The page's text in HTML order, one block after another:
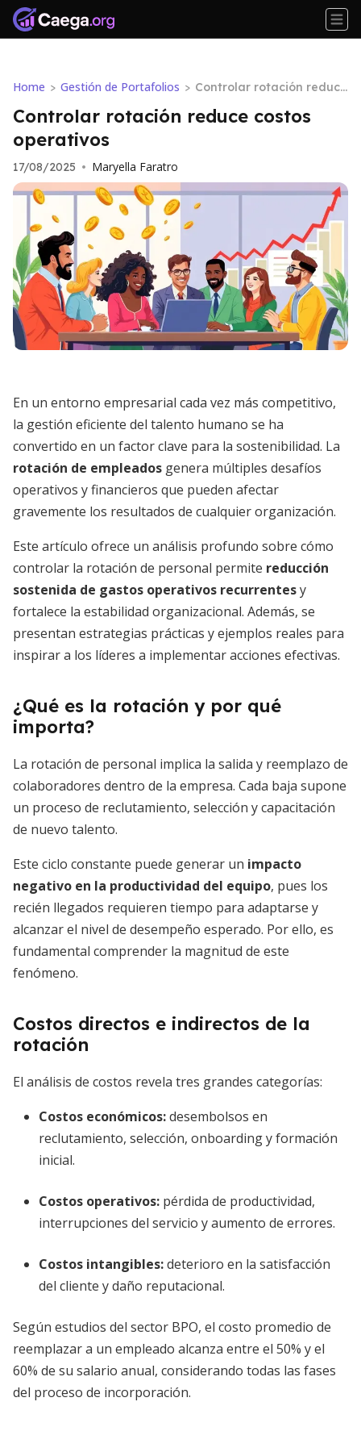
Home > Gestión de Portafolios > Controlar rotación reduce
costos operativos
Controlar rotación reduce costos
operativos
17/08/2025 • Maryella Faratro
En un entorno empresarial cada vez más competitivo,
la gestión eficiente del talento humano se ha
convertido en un factor clave para la sostenibilidad. La
rotación de empleados genera múltiples desafíos
operativos y financieros que pueden afectar
gravemente los resultados de cualquier organización.
Este artículo ofrece un análisis profundo sobre cómo
controlar la rotación de personal permite reducción
sostenida de gastos operativos recurrentesy
fortalece la estabilidad organizacional. Además, se
presentan estrategias prácticas y ejemplos reales para
inspirar a los líderes a implementar acciones efectivas.
¿Qué es la rotación y por qué
importa?
La rotación de personal implica la salida y reemplazo de
colaboradores dentro de la empresa. Cada baja supone
un proceso de reclutamiento, selección y capacitación
de nuevo talento.
Este ciclo constante puede generar un impacto
negativo en la productividad del equipo, pues los
recién llegados requieren tiempo para adaptarse y
alcanzar el nivel de desempeño esperado. Por ello, es
fundamental comprender la magnitud de este
fenómeno.
Costos directos e indirectos de la
rotación
El análisis de costos revela tres grandes categorías:
Costos económicos:desembolsos en
reclutamiento, selección, onboarding y formación
inicial.
Costos operativos: pérdida de productividad,
interrupciones del servicio y aumento de errores.
Costos intangibles:deterioro en la satisfacción
del cliente y daño reputacional.
Según estudios del sector BPO, el costo promedio de
reemplazar a un empleado alcanza entre el 50% y el
60% de su salario anual, considerando todas las fases
del proceso de incorporación.